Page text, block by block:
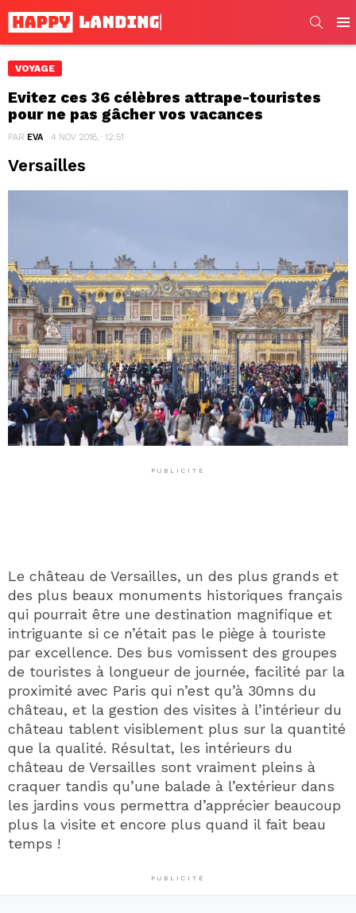
VOYAGE
Evitez ces 36 célèbres attrape-touristes
pour ne pas gâcher vos vacances
PAR EVA 4 NOV 2018, · 12:51
Versailles
PUBLICITÉ
Le château de Versailles, un des plus grands et
des plus beaux monuments historiques français
qui pourrait être une destination magnifique et
intriguante si ce n’était pas le piège à touriste
par excellence. Des bus vomissent des groupes
de touristes à longueur de journée, facilité par la
proximité avec Paris qui n’est qu’à 30mns du
château, et la gestion des visites à l’intérieur du
château tablent visiblement plus sur la quantité
que la qualité. Résultat, les intérieurs du
château de Versailles sont vraiment pleins à
craquer tandis qu’une balade à l’extérieur dans
les jardins vous permettra d’apprécier beaucoup
plus la visite et encore plus quand il fait beau
temps !
PUBLICITÉ